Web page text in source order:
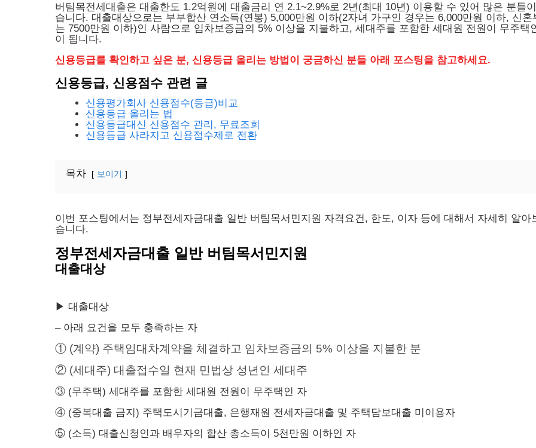
버팀목전세대출은 대출한도 1.2억원에 대출금리 연 2.1~2.9%로 2년(최대 10년) 이용할 수 있어 많은 분들
습니다. 대출대상으로는 부부합산 연소득(연봉) 5,000만원 이하(2자녀 가구인 경우는 6,000만원 이하, 신혼
는 7500만원 이하)인 사람으로 임차보증금의 5% 이상을 지불하고, 세대주를 포함한 세대원 전원이 무주택
이 됩니다.
신용등급를 확인하고 싶은 분, 신용등급 올리는 방법이 궁금하신 분들 아래 포스팅을 참고하세요.
신용등급, 신용점수 관련 글
신용평가회사 신용점수(등급)비교
신용등급 올리는 법
신용등급대신 신용점수 관리, 무료조회
신용등급 사라지고 신용점수제로 전환
목차 보이기
이번 포스팅에서는 정부전세자금대출 일반 버팀목서민지원 자격요건, 한도, 이자 등에 대해서 자세히 알아
습니다.
정부전세자금대출 일반 버팀목서민지원
대출대상
▶ 대출대상
– 아래 요건을 모두 충족하는 자
① (계약) 주택임대차계약을 체결하고 임차보증금의 5% 이상을 지불한 분
② (세대주) 대출접수일 현재 민법상 성년인 세대주
③ (무주택) 세대주를 포함한 세대원 전원이 무주택인 자
④ (중복대출 금지) 주택도시기금대출, 은행재원 전세자금대출 및 주택담보대출 미이용자
⑤ (소득) 대출신청인과 배우자의 합산 총소득이 5천만원 이하인 자